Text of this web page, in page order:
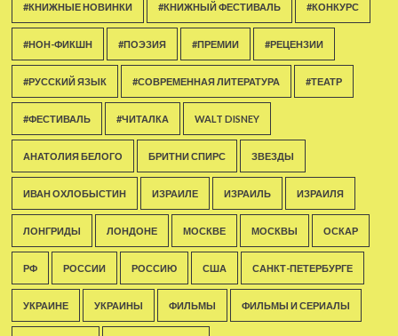
#КНИЖНЫЕ НОВИНКИ #КНИЖНЫЙ ФЕСТИВАЛЬ #КОНКУРС
#НОН-ФИКШН #ПОЭЗИЯ #ПРЕМИИ #РЕЦЕНЗИИ
#РУССКИЙ ЯЗЫК #СОВРЕМЕННАЯ ЛИТЕРАТУРА #ТЕАТР
#ФЕСТИВАЛЬ #ЧИТАЛКА WALT DISNEY
АНАТОЛИЯ БЕЛОГО БРИТНИ СПИРС ЗВЕЗДЫ
ИВАН ОХЛОБЫСТИН ИЗРАИЛЕ ИЗРАИЛЬ ИЗРАИЛЯ
ЛОНГРИДЫ ЛОНДОНЕ МОСКВЕ МОСКВЫ ОСКАР
РФ РОССИИ РОССИЮ США САНКТ-ПЕТЕРБУРГЕ
УКРАИНЕ УКРАИНЫ ФИЛЬМЫ ФИЛЬМЫ И СЕРИАЛЫ